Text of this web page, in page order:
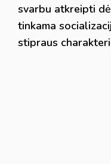
svarbu atkreipti
tinkama
stipraus